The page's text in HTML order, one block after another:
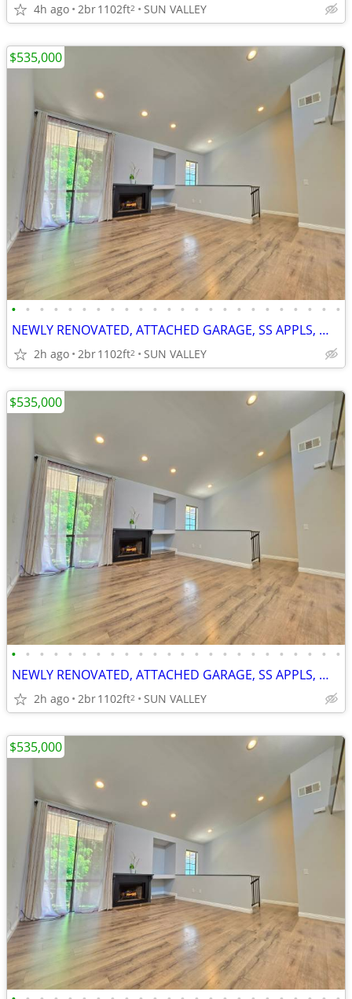
4h ago 2br1102ft2 SUN VALLEY
• • • • • • • • • • • • • • • • • • • • • • • •
NEWLY RENOVATED, ATTACHED GARAGE, SS APPLS, WASHER DRYER, CENTRAL AC,
2h ago 2br1102ft2 SUN VALLEY
$535,000
• • • • • • • • • • • • • • • • • • • • • • • •
NEWLY RENOVATED, ATTACHED GARAGE, SS APPLS, WASHER DRYER, CENTRAL AC,
2h ago 2br1102ft2 SUN VALLEY
$535,000
$535,000